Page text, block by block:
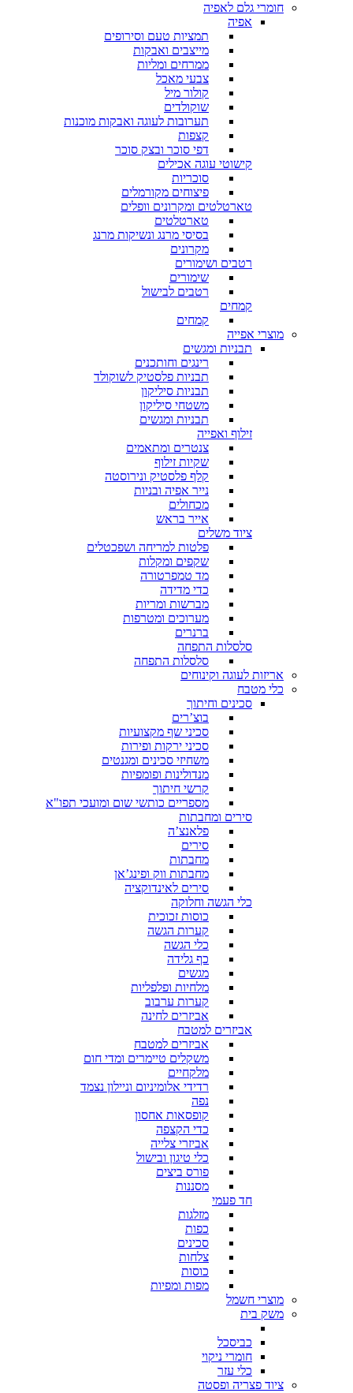
חומרי גלם לאפיה
אפיה
תמציות טעם וסירופים
מייצבים ואבקות
ממרחים ומליות
צבעי מאכל
קולור מיל
שוקולדים
תערובות לעוגה ואבקות מוכנות
קצפות
דפי סוכר ובצק סוכר
קישוטי עוגה אכילים
סוכריות
פיצוחים מקורמלים
טארטלטים ומקרונים וופלים
טארטלטים
בסיסי מרנג ונשיקות מרנג
מקרונים
רטבים ושימורים
שימורים
רטבים לבישול
קמחים
קמחים
מוצרי אפייה
תבניות ומגשים
רינגים וחותכנים
תבניות פלסטיק לשוקולד
תבניות סיליקון
משטחי סיליקון
תבניות ומגשים
זילוף ואפייה
צנטרים ומתאמים
שקיות זילוף
קלף פלסטיק ונירוסטה
נייר אפיה ובניות
מכחולים
אייר בראש
ציוד משלים
פלטות למריחה ושפכטלים
שקפים ומקלות
מד טמפרטורה
כדי מדידה
מברשות ומריות
מערוכים ומטרפות
ברנרים
סלסלות התפחה
סלסלות התפחה
אריזות לעוגה וקינוחים
כלי מטבח
סכינים וחיתוך
בוצ’רים
סכיני שף מקצועיות
סכיני ירקות ופירות
משחיזי סכינים ומגנטים
מנדולינות ופומפיות
קרשי חיתוך
מספריים כותשי שום ומועכי תפו"א
סירים ומחבתות
פלאנצ’ה
סירים
מחבתות
מחבתות ווק ופינג’אן
סירים לאינדוקציה
כלי הגשה וחלוקה
כוסות זכוכית
קערות הגשה
כלי הגשה
כף גלידה
מגשים
מלחיות ופלפליות
קערות ערבוב
אביזרים לחינה
אביזרים למטבח
אביזרים למטבח
משקלים טיימרים ומדי חום
מלקחיים
רדידי אלומיניום וניילון נצמד
נפה
קופסאות אחסון
כדי הקצפה
אביזרי צלייה
כלי טיגון ובישול
פורס ביצים
מסננות
חד פעמי
מזלגות
כפות
סכינים
צלחות
כוסות
מפות ומפיות
מוצרי חשמל
משק בית
כביסכל
חומרי ניקוי
כלי עזר
ציוד פצריה ופסטה